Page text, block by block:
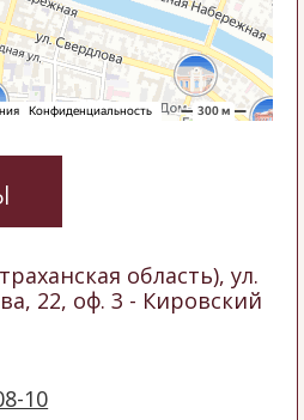
область), ул.
22, оф. 3 - Кировский
10